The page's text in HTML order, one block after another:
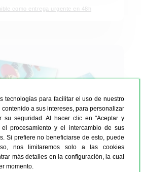
tecnologías para facilitar el uso de nuestro
a sus intereses, para personalizar
su seguridad. Al hacer clic en "Aceptar y
el procesamiento y el intercambio de sus
Si prefiere no beneficiarse de esto, puede
nos limitaremos solo a las cookies
más detalles en la configuración, la cual
momento.
como entrega urgente en 48h